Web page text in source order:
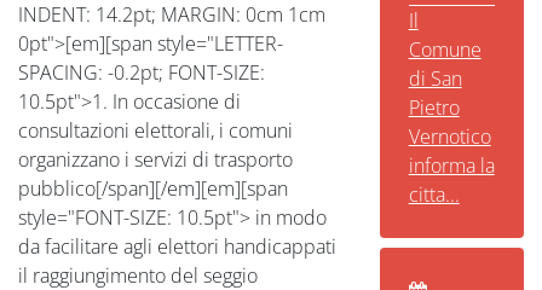
INDENT: 14.2pt; MARGIN: 0cm 1cm
0pt">[em][span style="LETTER-
SPACING: -0.2pt; FONT-SIZE:
10.5pt">1. In occasione di
consultazioni elettorali, i comuni
organizzano i servizi di trasporto
pubblico[/span][/em][em][span
style="FONT-SIZE: 10.5pt"> in modo
da facilitare agli elettori handicappati
il raggiungimento del seggio
Il
Comune
di San
Pietro
Vernotico
informa la
citta...